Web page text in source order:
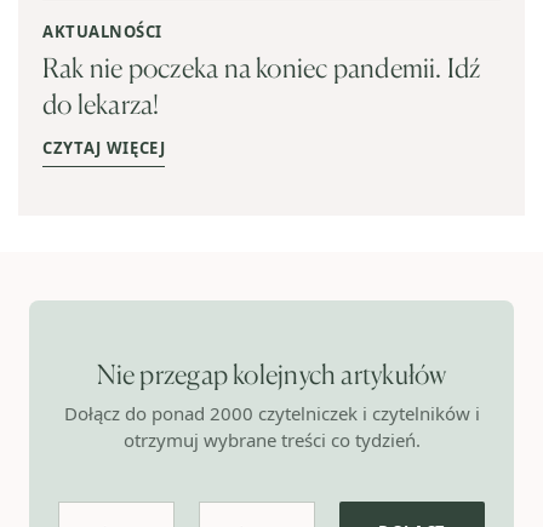
AKTUALNOŚCI
Rak nie poczeka na koniec pandemii. Idź
do lekarza!
CZYTAJ WIĘCEJ
Nie przegap kolejnych artykułów
Dołącz do ponad 2000 czytelniczek i czytelników i
otrzymuj wybrane treści co tydzień.